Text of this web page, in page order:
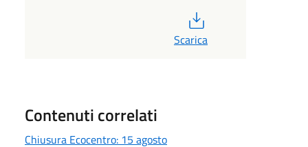
Scarica
Contenuti correlati
Chiusura Ecocentro: 15 agosto